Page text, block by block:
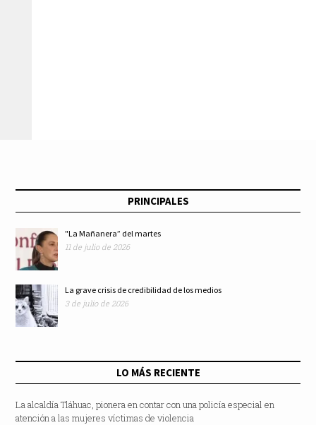
PRINCIPALES
"La Mañanera” del martes
11 de julio de 2026
La grave crisis de credibilidad de los medios
3 de julio de 2026
LO MÁS RECIENTE
La alcaldía Tláhuac, pionera en contar con una policía especial en
atención a las mujeres víctimas de violencia